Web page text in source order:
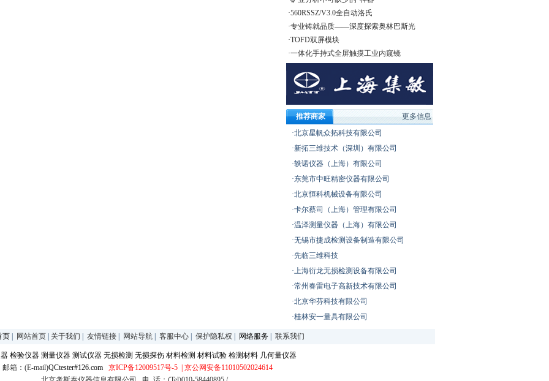
·560RSSZ/V3.0全自动洛氏
·专业铸就品质——深度探索奥林巴斯光
·TOFD双屏模块
·一体化手持式全屏触摸工业内窥镜
推荐商家
更多信息
·北京星帆众拓科技有限公司
·新拓三维技术（深圳）有限公司
·轶诺仪器（上海）有限公司
·东莞市中旺精密仪器有限公司
·北京恒科机械设备有限公司
·卡尔蔡司（上海）管理有限公司
·温泽测量仪器（上海）有限公司
·无锡市捷成检测设备制造有限公司
·先临三维科技
·上海衍龙无损检测设备有限公司
·常州春雷电子高新技术有限公司
·北京华芬科技有限公司
·桂林安一量具有限公司
页 网站首页 关于我们 友情链接 网站导航 客服中心 保护隐私权 网络服务 联系我们
检验仪器 测量仪器 测试仪器 无损检测 无损探伤 材料检测 材料试验 检测材料 几何量仪器
邮箱：(E-mail)QCtester#126.com 京ICP备12009517号-5
| 京公网安备11010502024614